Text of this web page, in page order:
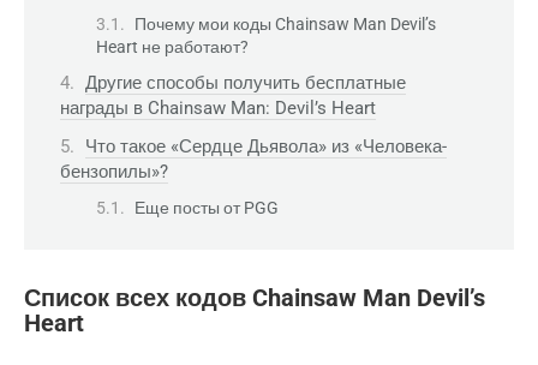
Почему мои коды Chainsaw Man Devil’s
Heart не работают?
Другие способы получить бесплатные
награды в Chainsaw Man: Devil’s Heart
Что такое «Сердце Дьявола» из «Человека-
бензопилы»?
Еще посты от PGG
Список всех кодов Chainsaw Man Devil’s
Heart